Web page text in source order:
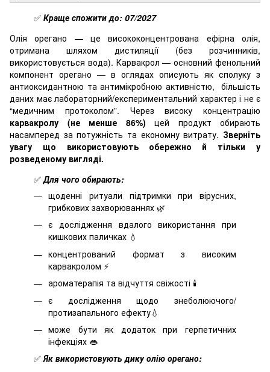
✅ Краще спожити до: 07/2027
Олія орегано — це висококонцентрована ефірна олія,
отримана шляхом дистиляції (без розчинників,
використовується вода). Карвакрол — основний фенольний
компонент орегано — в оглядах описують як сполуку з
антиоксидантною та антимікробною активністю, більшість
даних має лабораторний/експериментальний характер і не є
“медичним протоколом”. Через високу концентрацію
карвакролу (не менше 86%) цей продукт обирають
насамперед за потужність та економну витрату. Зверніть
увагу що використовують обережно й тільки у
розведеному вигляді.
✅Для чого обирають:
щоденні ритуали підтримки при вірусних,
грибкових захворюваннях 🌿
є дослідження вдалого використання при
кишкових паличках 💧
концентрований формат з високим
карвакролом ⚡️
ароматерапія та відчуття свіжості 🕯️
є дослідження щодо знеболюючого/
протизапального ефекту💧
може бути як додаток при герпетичних
інфекціях 👄
✅Як використовують дику олію орегано: